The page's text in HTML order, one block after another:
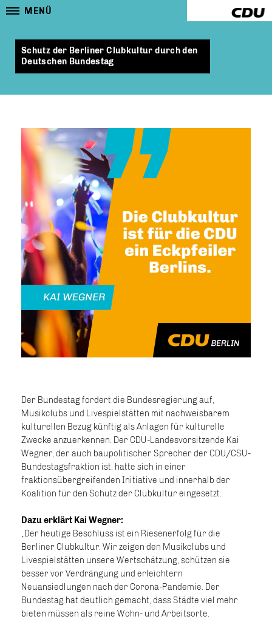
MENÜ
Schutz der Berliner Clubkultur durch den
Deutschen Bundestag
Der Bundestag fordert die Bundesregierung auf,
Musikclubs und Livespielstätten mit nachweisbarem
kulturellen Bezug künftig als Anlagen für kulturelle
Zwecke anzuerkennen. Der CDU-Landesvorsitzende Kai
Wegner, der auch baupolitischer Sprecher der CDU/CSU-
Bundestagsfraktion ist, hatte sich in einer
fraktionsübergreifenden Initiative und innerhalb der
Koalition für den Schutz der Clubkultur eingesetzt.
Dazu erklärt Kai Wegner:
Der heutige Beschluss ist ein Riesenerfolg für die
Berliner Clubkultur. Wir zeigen den Musikclubs und
Livespielstätten unsere Wertschätzung, schützen sie
besser vor Verdrängung und erleichtern
Neuansiedlungen nach der Corona-Pandemie. Der
Bundestag hat deutlich gemacht, dass Städte viel mehr
bieten müssen als reine Wohn- und Arbeitsorte.